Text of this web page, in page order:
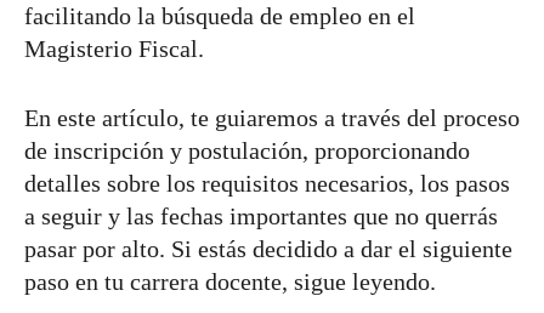
facilitando la búsqueda de empleo en el
Magisterio Fiscal.
En este artículo, te guiaremos a través del proceso
de inscripción y postulación, proporcionando
detalles sobre los requisitos necesarios, los pasos
a seguir y las fechas importantes que no querrás
pasar por alto. Si estás decidido a dar el siguiente
paso en tu carrera docente, sigue leyendo.